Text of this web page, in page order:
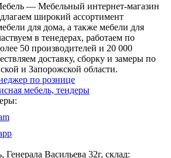
— Мебельный интернет-магазин
широкий ассортимент
для дома, а также мебели для
в тенедерах, работаем по
50 производителей и 20 000
доставку, сборку и замеры по
и Запорожской области.
по рознице
мебель, тендеры
Васильева 32г, склад: